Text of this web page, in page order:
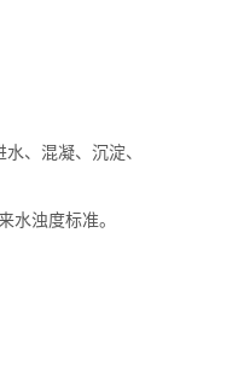
、混凝、沉淀、
水浊度标准。